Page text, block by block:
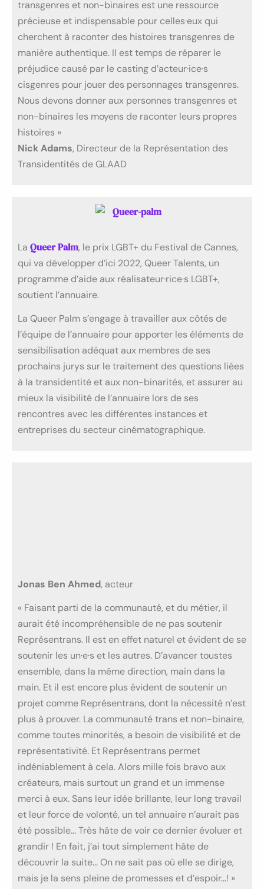
transgenres et non-binaires est une ressource
précieuse et indispensable pour celles·eux qui
cherchent à raconter des histoires transgenres de
manière authentique. Il est temps de réparer le
préjudice causé par le casting d’acteur·ice·s
cisgenres pour jouer des personnages transgenres.
Nous devons donner aux personnes transgenres et
non-binaires les moyens de raconter leurs propres
histoires »
Nick Adams, Directeur de la Représentation des
Transidentités de GLAAD
La Queer Palm, le prix LGBT+ du Festival de Cannes,
qui va développer d’ici 2022, Queer Talents, un
programme d’aide aux réalisateur·rice·s LGBT+,
soutient l’annuaire.
La Queer Palm s’engage à travailler aux côtés de
l’équipe de l’annuaire pour apporter les éléments de
sensibilisation adéquat aux membres de ses
prochains jurys sur le traitement des questions liées
à la transidentité et aux non-binarités, et assurer au
mieux la visibilité de l’annuaire lors de ses
rencontres avec les différentes instances et
entreprises du secteur cinématographique.
Jonas Ben Ahmed, acteur
« Faisant parti de la communauté, et du métier, il
aurait été incompréhensible de ne pas soutenir
Représentrans. Il est en effet naturel et évident de se
soutenir les un·e·s et les autres. D’avancer toustes
ensemble, dans la même direction, main dans la
main. Et il est encore plus évident de soutenir un
projet comme Représentrans, dont la nécessité n’est
plus à prouver. La communauté trans et non-binaire,
comme toutes minorités, a besoin de visibilité et de
représentativité. Et Représentrans permet
indéniablement à cela. Alors mille fois bravo aux
créateurs, mais surtout un grand et un immense
merci à eux. Sans leur idée brillante, leur long travail
et leur force de volonté, un tel annuaire n’aurait pas
été possible… Très hâte de voir ce dernier évoluer et
grandir ! En fait, j’ai tout simplement hâte de
découvrir la suite… On ne sait pas où elle se dirige,
mais je la sens pleine de promesses et d’espoir…! »